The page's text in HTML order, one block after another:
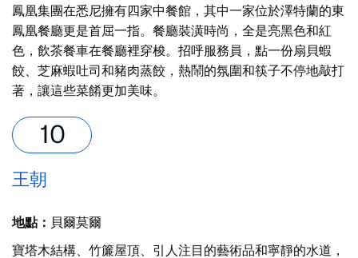
鳳凰集團在悉尼擁有四家中餐館，其中一家位於澤特蘭的東
鳳凰餐廳更是首屈一指。餐廳裝潢時尚，全是亮黑色和紅
色，飲茶餐車在餐廳裡穿梭。招呼服務員，點一份扇貝蝦
餃、芝麻蝦吐司和豬肉蒸餃，熱鬧的氛圍和筷子不停地敲打
著，讓這些菜餚更加美味。
王朝
地點： 貝爾莫爾
寶塔木結構、竹簾屋頂、引人注目的藝術品和寧靜的水道，